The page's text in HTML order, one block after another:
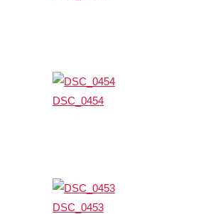
DSC_0454
DSC_0453